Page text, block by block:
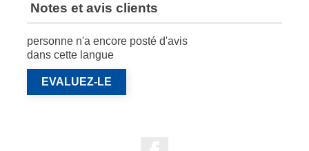
Notes et avis clients
personne n'a encore posté d'avis
dans cette langue
EVALUEZ-LE